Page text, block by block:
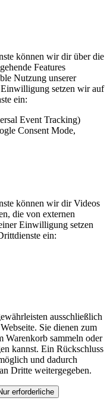
können wir dir über die
Features
Nutzung unserer
setzen wir auf
ein:
Event Tracking)
Consent Mode,
können wir dir Videos
die von externen
Einwilligung setzen
ein:
ausschließlich
Sie dienen zum
Warenkorb sammeln oder
kannst. Ein Rückschluss
und dadurch
Dritte weitergegeben.
erforderliche